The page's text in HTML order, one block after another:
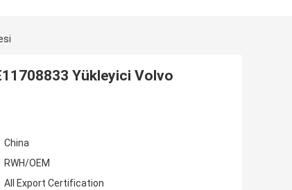
Yükleyici Volvo
China
RWH/OEM
All Export Certification